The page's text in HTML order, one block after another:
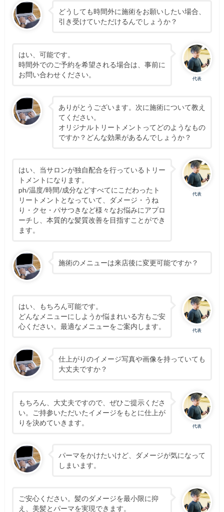
どうしても時間外に施術をお願いしたい場合、
引き受けていただけるんでしょうか？
代表
はい、可能です。
時間外でのご予約を希望される場合は、事前に
お問い合わせください。
ありがとうございます。次に施術について教え
てください。
オリジナルトリートメントってどのようなもの
ですか？どんな効果があるんでしょうか？
代表
はい、当サロンが独自配合を行っているトリー
トメントになります。
ph/温度/時間/成分などすべてにこだわったト
リートメントとなっていて、ダメージ・うね
り・クセ・パサつきなど様々なお悩みにアプロ
ーチし、本質的な髪質改善を目指すことができ
ます。
施術のメニューは来店後に変更可能ですか？
代表
はい、もちろん可能です。
どんなメニューにしようか悩まれいる方もご安
心ください。最適なメニューをご案内します。
仕上がりのイメージ写真や画像を持っていても
大丈夫ですか？
代表
もちろん、大丈夫ですので、ぜひご提示くださ
い。ご持参いただいたイメージをもとに仕上が
りを決めていきます。
パーマをかけたいけど、ダメージが気になって
しまいます。
ご安心ください。髪のダメージを最小限に抑
え、美髪とパーマを実現できます。